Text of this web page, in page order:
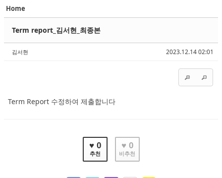
Home
2023.12.14 02:01
Term report_김서현_최종본
김서현
Term Report 수정하여 제출합니다
♥ 0
추천
♥ 0
비추천
Sketchbook5, 스케치북5
Sketchbook5, 스케치북5
Sketchbook5, 스케치북5
Sketchbook5, 스케치북5